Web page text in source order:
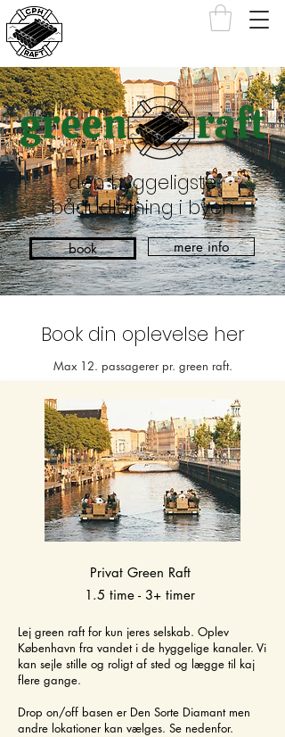
den hyggeligste
bådudlejning i byen
book mere info
Book din oplevelse her
Max 12. passagerer pr. green raft.
Privat Green Raft
1.5 time - 3+ timer
Lej green raft for kun jeres selskab. Oplev
København fra vandet i de hyggelige kanaler. Vi
kan sejle stille og roligt af sted og lægge til kaj
flere gange.
Drop on/off basen er Den Sorte Diamant men
andre lokationer kan vælges. Se nedenfor.